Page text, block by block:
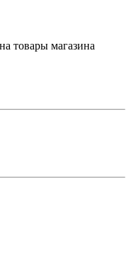
товары магазина